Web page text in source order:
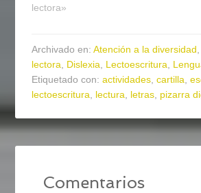
lectora»
Archivado en:Atención a la diversidad
lectora
Dislexia Lectoescritura
Etiquetado con:actividades ,cartilla ,
lectoescritura
lectura letras pizarra
Comentarios